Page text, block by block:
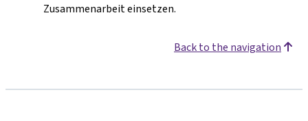
Zusammenarbeit einsetzen.
Back to the navigation